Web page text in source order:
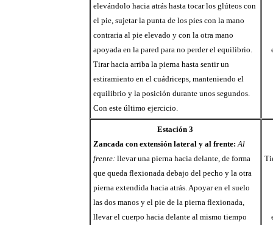
elevándolo hacia atrás hasta tocar los glúteos con
el pie, sujetar la punta de los pies con la mano
contraria al pie elevado y con la otra mano
apoyada en la pared para no perder el equilibrio.
Tirar hacia arriba la pierna hasta sentir un
estiramiento en el cuádriceps, manteniendo el
equilibrio y la posición durante unos segundos.
Con este último ejercicio.
Estación 3
Zancada con extensión lateral y al frente:Al
frente:llevar una pierna hacia delante, de forma
que queda flexionada debajo del pecho y la otra
pierna extendida hacia atrás. Apoyar en el suelo
las dos manos y el pie de la pierna flexionada,
llevar el cuerpo hacia delante al mismo tiempo